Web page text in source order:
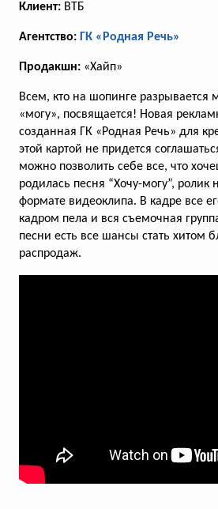
Клиент: ВТБ
Агентство: ГК «Родная Речь»
Продакшн: «Хайп»
Всем, кто на шопинге разрывается
«могу», посвящается! Новая
созданная ГК «Родная Речь» для
этой картой не придется
можно позволить себе все, что
родилась песня “Хочу-могу”, ролик
формате видеоклипа. В кадре все
кадром пела и вся съемочная
песни есть все шансы стать хитом
распродаж.
В новом ролике
Азамат Мусагалиев
такое выгода
Бренд продолжает
о продуктовом
«МегаСилы»
голосов:
каньон
Бренд запустил